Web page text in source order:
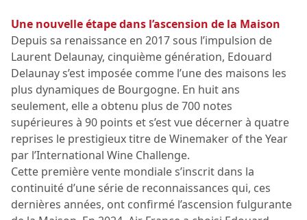
Une nouvelle étape dans l’ascension de la Maison
Depuis sa renaissance en 2017 sous l’impulsion de
Laurent Delaunay, cinquième génération, Edouard
Delaunay s’est imposée comme l’une des maisons les
plus dynamiques de Bourgogne. En huit ans
seulement, elle a obtenu plus de 700 notes
supérieures à 90 points et s’est vue décerner à quatre
reprises le prestigieux titre de Winemaker of the Year
par l’International Wine Challenge.
Cette première vente mondiale s’inscrit dans la
continuité d’une série de reconnaissances qui, ces
dernières années, ont confirmé l’ascension fulgurante